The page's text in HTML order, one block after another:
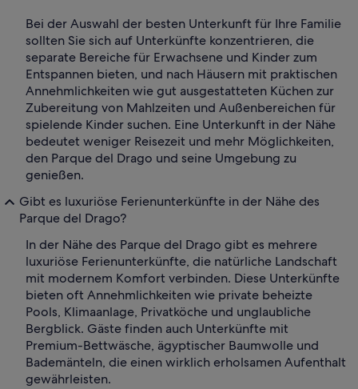
Bei der Auswahl der besten Unterkunft für Ihre Familie
sollten Sie sich auf Unterkünfte konzentrieren, die
separate Bereiche für Erwachsene und Kinder zum
Entspannen bieten, und nach Häusern mit praktischen
Annehmlichkeiten wie gut ausgestatteten Küchen zur
Zubereitung von Mahlzeiten und Außenbereichen für
spielende Kinder suchen. Eine Unterkunft in der Nähe
bedeutet weniger Reisezeit und mehr Möglichkeiten,
den Parque del Drago und seine Umgebung zu
genießen.
Gibt es luxuriöse Ferienunterkünfte in der Nähe des
Parque del Drago?
In der Nähe des Parque del Drago gibt es mehrere
luxuriöse Ferienunterkünfte, die natürliche Landschaft
mit modernem Komfort verbinden. Diese Unterkünfte
bieten oft Annehmlichkeiten wie private beheizte
Pools, Klimaanlage, Privatköche und unglaubliche
Bergblick. Gäste finden auch Unterkünfte mit
Premium-Bettwäsche, ägyptischer Baumwolle und
Bademänteln, die einen wirklich erholsamen Aufenthalt
gewährleisten.